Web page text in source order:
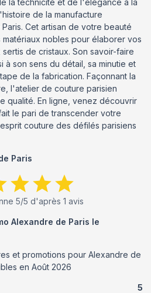
de la manufacture
Cet artisan de votre beauté
nobles pour élaborer vos
de cristaux. Son savoir-faire
à son sens du détail, sa minutie et
de la fabrication. Façonnant la
l'atelier de couture parisien
qualité. En ligne, venez découvrir
le pari de transcender votre
couture des défilés parisiens
Paris
5/5 d'après 1 avis
Alexandre de Paris le
et promotions pour Alexandre de
en Août 2026
5